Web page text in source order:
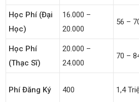
Học Phí (Đại
Học)
16.000 –
20.000
56 –
Học Phí
(Thạc Sĩ)
20.000 –
24.000
70 –
Phí Đăng Ký 400 1,4